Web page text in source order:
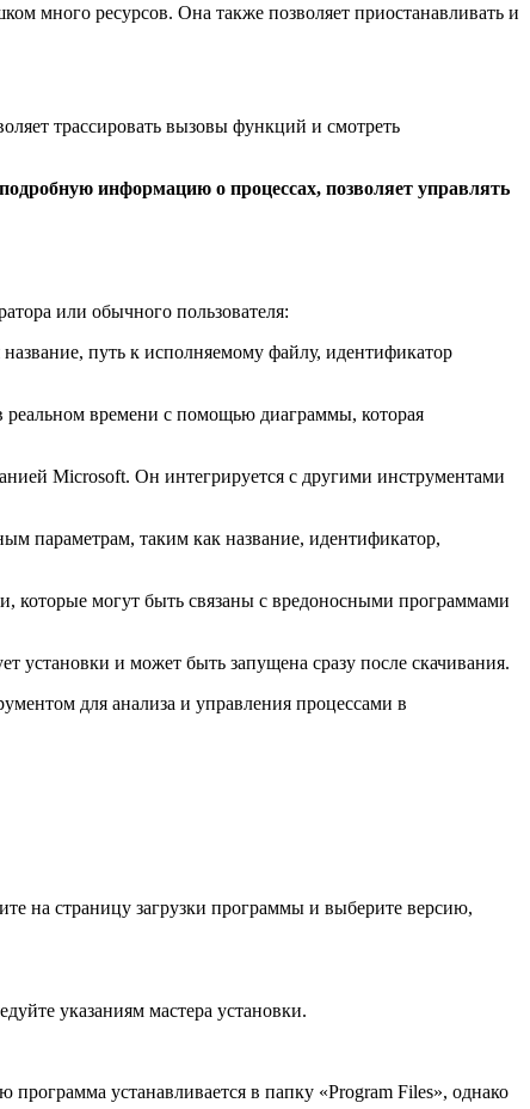
много ресурсов. Она также позволяет приостанавливать и
трассировать вызовы функций и смотреть
информацию о процессах, позволяет управлять
или обычного пользователя:
путь к исполняемому файлу, идентификатор
реальном времени с помощью диаграммы, которая
Microsoft. Он интегрируется с другими инструментами
параметрам, таким как название, идентификатор,
которые могут быть связаны с вредоносными программами
установки и может быть запущена сразу после скачивания.
для анализа и управления процессами в
на страницу загрузки программы и выберите версию,
указаниям мастера установки.
устанавливается в папку «Program Files», однако